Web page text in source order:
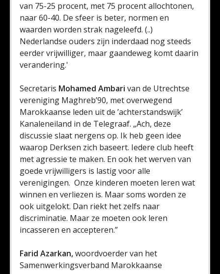
van 75-25 procent, met 75 procent allochtonen,
naar 60-40. De sfeer is beter, normen en
waarden worden strak nageleefd. (..)
Nederlandse ouders zijn inderdaad nog steeds
eerder vrijwilliger, maar gaandeweg komt daarin
verandering.'
Secretaris Mohamed Ambari van de Utrechtse
vereniging Maghreb’90, met overwegend
Marokkaanse leden uit de ’achterstandswijk’
Kanaleneiland in de Telegraaf. „Ach, deze
discussie slaat nergens op. Ik heb geen idee
waarop Derksen zich baseert. Iedere club heeft
met agressie te maken. En ook het werven van
goede vrijwilligers is lastig voor alle
verenigingen. Onze kinderen moeten leren wat
winnen en verliezen is. Maar soms worden ze
ook uitgelokt. Dan riekt het zelfs naar
discriminatie. Maar ze moeten ook leren
incasseren en accepteren.”
Farid Azarkan,woordvoerder van het
Samenwerkingsverband Marokkaanse